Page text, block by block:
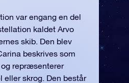
var engang en del
kaldet Arvo
skib. Den blev
beskrives som
repræsenterer
eller skrog. Den består